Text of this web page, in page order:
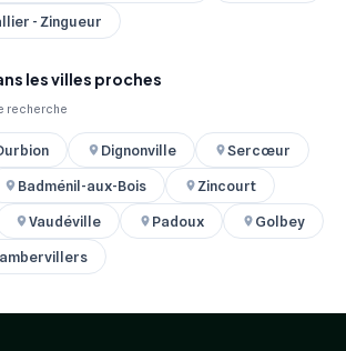
- Zingueur
les villes proches
recherche
Dignonville
Sercœur
Badménil-aux-Bois
Zincourt
Vaudéville Padoux
Golbey